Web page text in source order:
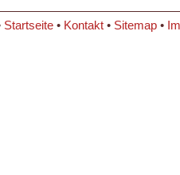
Startseite • Kontakt • Sitemap •